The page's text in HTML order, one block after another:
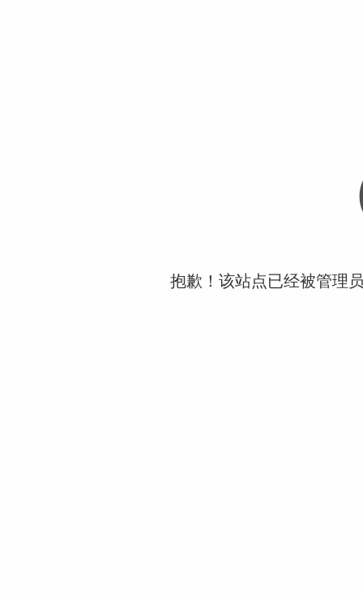
抱歉！该站点已经被管理